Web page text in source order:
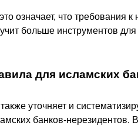
означает, что требования
больше инструментов
для исламских
уточняет и
банков-нерезидентов.